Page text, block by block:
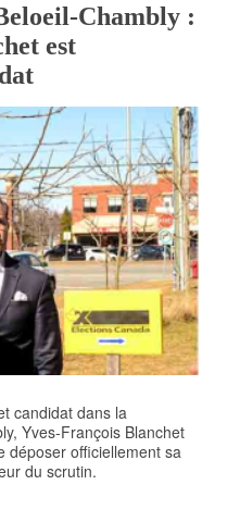
Chambly :
est
candidat dans la
Yves-François Blanchet
déposer officiellement sa
du scrutin.